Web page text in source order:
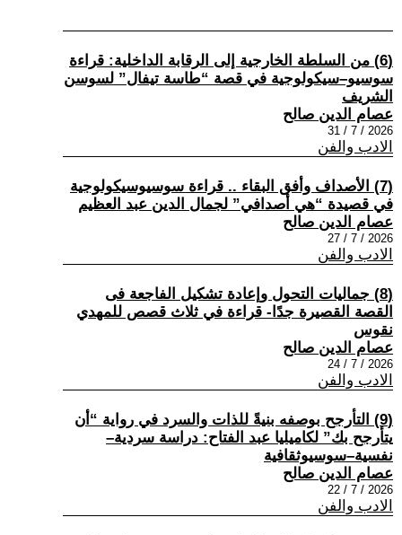
(6) من السلطة الخارجية إلى الرقابة الداخلية: قراءة
سوسيو–سيكولوجية في قصة “طاسة تيفال” لسوسن
الشريف
عصام الدين صالح
2026 / 7 / 31
الادب والفن
(7) الأصداف وأفق البقاء .. قراءة سوسيوسيكولوجية
في قصيدة “هي أصدافي” لجمال الدين عبد العظيم
عصام الدين صالح
2026 / 7 / 27
الادب والفن
(8) جماليات التحول وإعادة تشكيل الفاجعة فى
القصة القصيرة جدًا- قراءة في ثلاث قصص للمهدي
نقوس
عصام الدين صالح
2026 / 7 / 24
الادب والفن
(9) التأرجح بوصفه بنيةً للذات والسرد في رواية “أن
يتأرجح بك” لكاميليا عبد الفتاح: دراسة سردية–
نفسية–سوسيوثقافية
عصام الدين صالح
2026 / 7 / 22
الادب والفن